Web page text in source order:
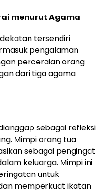
menurut Agama
tersendiri
pengalaman
perceraian orang
dari tiga agama
sebagai refleksi
Mimpi orang tua
sebagai pengingat
keluarga. Mimpi ini
untuk
memperkuat ikatan